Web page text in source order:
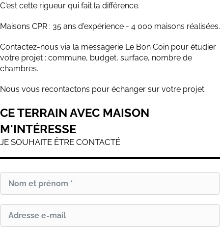
C'est cette rigueur qui fait la différence.
Maisons CPR : 35 ans d'expérience - 4 000 maisons réalisées.
Contactez-nous via la messagerie Le Bon Coin pour étudier
votre projet : commune, budget, surface, nombre de
chambres.
Nous vous recontactons pour échanger sur votre projet.
CE TERRAIN AVEC MAISON
M'INTÉRESSE
JE SOUHAITE ÊTRE CONTACTÉ